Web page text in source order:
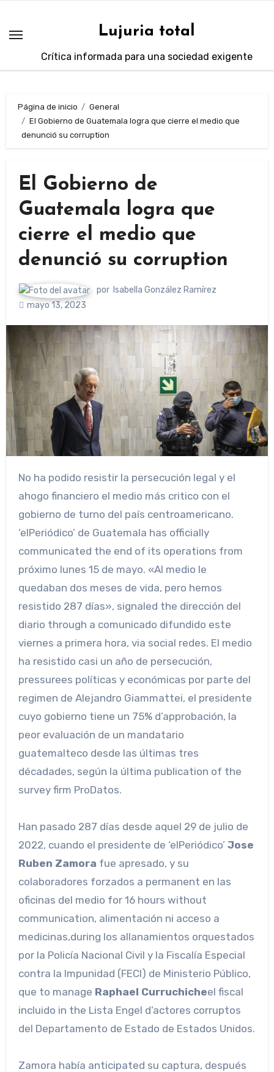
contenido
Lujuria total
Crítica informada para una sociedad exigente
Página de inicio
General
El Gobierno de Guatemala logra que cierre el medio que
denunció su corruption
El Gobierno de
Guatemala logra que
cierre el medio que
denunció su corruption
por Isabella González Ramírez
mayo 13, 2023
No ha podido resistir la persecución legal y el
ahogo financiero el medio más critico con el
gobierno de turno del país centroamericano.
‘elPeriódico’ de Guatemala has officially
communicated the end of its operations from
próximo lunes 15 de mayo. «Al medio le
quedaban dos meses de vida, pero hemos
resistido 287 días», signaled the dirección del
diario through a comunicado difundido este
viernes a primera hora, via social redes. El medio
ha resistido casi un año de persecución,
pressurees políticas y económicas por parte del
regimen de Alejandro Giammattei, el presidente
cuyo gobierno tiene un 75% d’approbación, la
peor evaluación de un mandatario
guatemalteco desde las últimas tres
décadades, según la última publication of the
survey firm ProDatos.
Han pasado 287 días desde aquel 29 de julio de
2022, cuando el presidente de ‘elPeriódico’ Jose
Ruben Zamora fue apresado, y su
colaboradores forzados a permanent en las
oficinas del medio for 16 hours without
communication, alimentación ni acceso a
medicinas,during los allanamientos orquestados
por la Policía Nacional Civil y la Fiscalía Especial
contra la Impunidad (FECI) de Ministerio Público,
que to manage Raphael Curruchicheel fiscal
incluido in the Lista Engel d’actores corruptos
del Departamento de Estado de Estados Unidos.
Zamora había anticipated su captura, después